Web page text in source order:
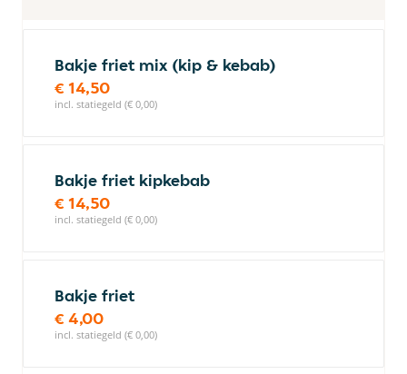
Bakje friet mix (kip & kebab)
€ 14,50
incl. statiegeld (€ 0,00)
Bakje friet kipkebab
€ 14,50
incl. statiegeld (€ 0,00)
Bakje friet
€ 4,00
incl. statiegeld (€ 0,00)